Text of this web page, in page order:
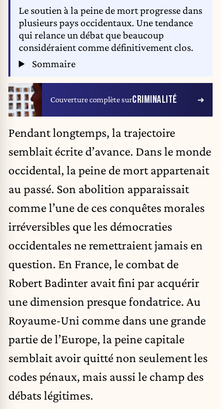
Le soutien à la peine de mort progresse dans
plusieurs pays occidentaux. Une tendance
qui relance un débat que beaucoup
considéraient comme définitivement clos.
Sommaire
Couverture complète surCRIMINALITÉ
Pendant longtemps, la trajectoire
semblait écrite d’avance. Dans le monde
occidental, lapeine de mortappartenait
au passé. Son abolition apparaissait
comme l’une de ces conquêtes morales
irréversibles que les démocraties
occidentales ne remettraient jamais en
question. En France, le combat de
Robert Badinter avait fini par acquérir
une dimension presque fondatrice. Au
Royaume-Uni comme dans une grande
partie de l’Europe, la peine capitale
semblait avoir quitté non seulement les
codes pénaux, mais aussi le champ des
débats légitimes.